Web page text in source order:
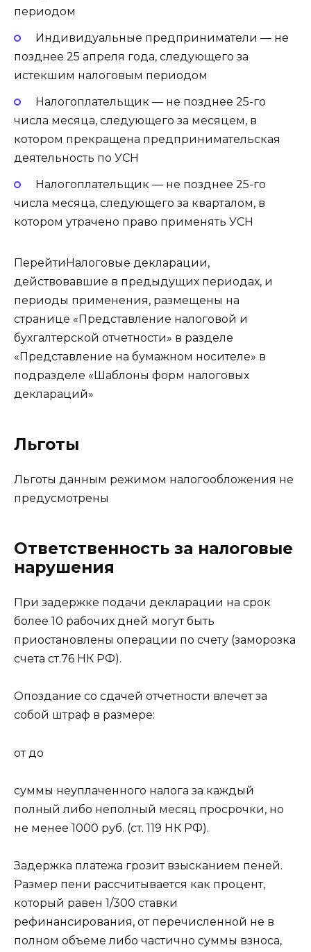
периодом
Индивидуальные предприниматели — не
позднее 25 апреля года, следующего за
истекшим налоговым периодом
Налогоплательщик — не позднее 25-го
числа месяца, следующего за месяцем, в
котором прекращена предпринимательская
деятельность по УСН
Налогоплательщик — не позднее 25-го
числа месяца, следующего за кварталом, в
котором утрачено право применять УСН
ПерейтиНалоговые декларации,
действовавшие в предыдущих периодах, и
периоды применения, размещены на
странице «Представление налоговой и
бухгалтерской отчетности» в разделе
«Представление на бумажном носителе» в
подразделе «Шаблоны форм налоговых
деклараций»
Льготы
Льготы данным режимом налогообложения не
предусмотрены
Ответственность за налоговые
нарушения
При задержке подачи декларации на срок
более 10 рабочих дней могут быть
приостановлены операции по счету (заморозка
счета ст.76 НК РФ).
Опоздание со сдачей отчетности влечет за
собой штраф в размере:
от до
суммы неуплаченного налога за каждый
полный либо неполный месяц просрочки, но
не менее 1000 руб. (ст. 119 НК РФ).
Задержка платежа грозит взысканием пеней.
Размер пени рассчитывается как процент,
который равен 1/300 ставки
рефинансирования, от перечисленной не в
полном объеме либо частично суммы взноса,